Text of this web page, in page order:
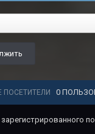
ПОСЕТИТЕЛИ 0